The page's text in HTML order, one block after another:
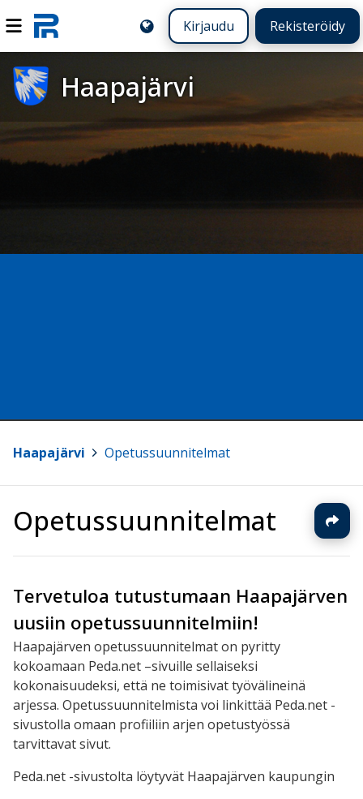
Kirjaudu Rekisteröidy
Haapajärvi
Haapajärvi Opetussuunnitelmat
Opetussuunnitelmat
Tervetuloa tutustumaan Haapajärven
uusiin opetussuunnitelmiin!
Haapajärven opetussuunnitelmat on pyritty
kokoamaan Peda.net –sivuille sellaiseksi
kokonaisuudeksi, että ne toimisivat työvälineinä
arjessa. Opetussuunnitelmista voi linkittää Peda.net -
sivustolla omaan profiiliin arjen opetustyössä
tarvittavat sivut.
Peda.net -sivustolta löytyvät Haapajärven kaupungin